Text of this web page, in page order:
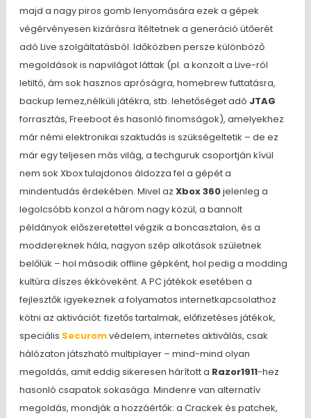
majd a nagy piros gomb lenyomására ezek a gépek
végérvényesen kizárásra ítéltetnek a generáció ütőerét
adó Live szolgáltatásból. Időközben persze különböző
megoldások is napvilágot láttak (pl. a konzolt a Live-ról
letiltó, ám sok hasznos apróságra, homebrew futtatásra,
backup lemez,nélküli játékra, stb. lehetőséget adó JTAG
forrasztás, Freeboot és hasonló finomságok), amelyekhez
már némi elektronikai szaktudás is szükségeltetik – de ez
már egy teljesen más világ, a techguruk csoportján kívül
nem sok Xbox tulajdonos áldozza fel a gépét a
mindentudás érdekében. Mivel az Xbox 360jelenleg a
legolcsóbb konzol a három nagy közül, a bannolt
példányok előszeretettel végzik a boncasztalon, és a
moddereknek hála, nagyon szép alkotások születnek
belőlük – hol második offline gépként, hol pedig a modding
kultúra díszes ékköveként. A PC játékok esetében a
fejlesztők igyekeznek a folyamatos internetkapcsolathoz
kötni az aktivációt: fizetős tartalmak, előfizetéses játékok,
speciális Securomvédelem, internetes aktiválás, csak
hálózaton játszható multiplayer – mind-mind olyan
megoldás, amit eddig sikeresen hárított a Razor1911-hez
hasonló csapatok sokasága. Mindenre van alternatív
megoldás, mondják a hozzáértők: a Crackek és patchek,